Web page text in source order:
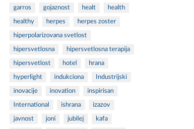
garros gojaznost healt health
healthy herpes herpes zoster
hiperpolarizovana svetlost
hipersvetlosna hipersvetlosna terapija
hipersvetlost hotel hrana
hyperlight indukciona Industrijski
inovacije inovation inspirisan
International ishrana izazov
javnost joni jubilej kafa